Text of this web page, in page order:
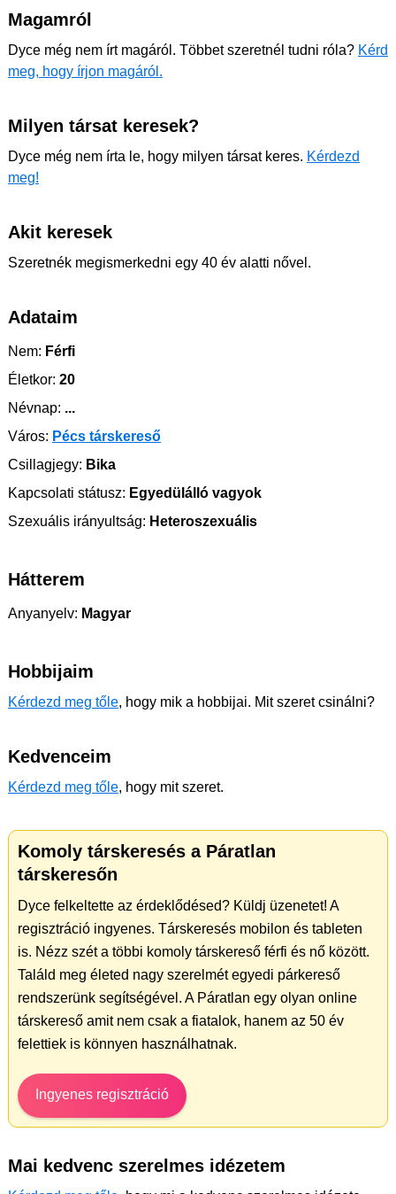
Magamról
Dyce még nem írt magáról. Többet szeretnél tudni róla? Kérd
meg, hogy írjon magáról.
Milyen társat keresek?
Dyce még nem írta le, hogy milyen társat keres. Kérdezd
meg!
Akit keresek
Szeretnék megismerkedni egy 40 év alatti nővel.
Adataim
Nem: Férfi
Életkor: 20
Névnap: ...
Város: Pécs társkereső
Csillagjegy: Bika
Kapcsolati státusz: Egyedülálló vagyok
Szexuális irányultság: Heteroszexuális
Hátterem
Anyanyelv: Magyar
Hobbijaim
Kérdezd meg tőle, hogy mik a hobbijai. Mit szeret csinálni?
Kedvenceim
Kérdezd meg tőle, hogy mit szeret.
Komoly társkeresés a Páratlan
társkeresőn
Dyce felkeltette az érdeklődésed? Küldj üzenetet! A
regisztráció ingyenes. Társkeresés mobilon és tableten
is. Nézz szét a többi komoly társkereső férfi és nő között.
Találd meg életed nagy szerelmét egyedi párkereső
rendszerünk segítségével. A Páratlan egy olyan online
társkereső amit nem csak a fiatalok, hanem az 50 év
felettiek is könnyen használhatnak.
Ingyenes regisztráció
Mai kedvenc szerelmes idézetem